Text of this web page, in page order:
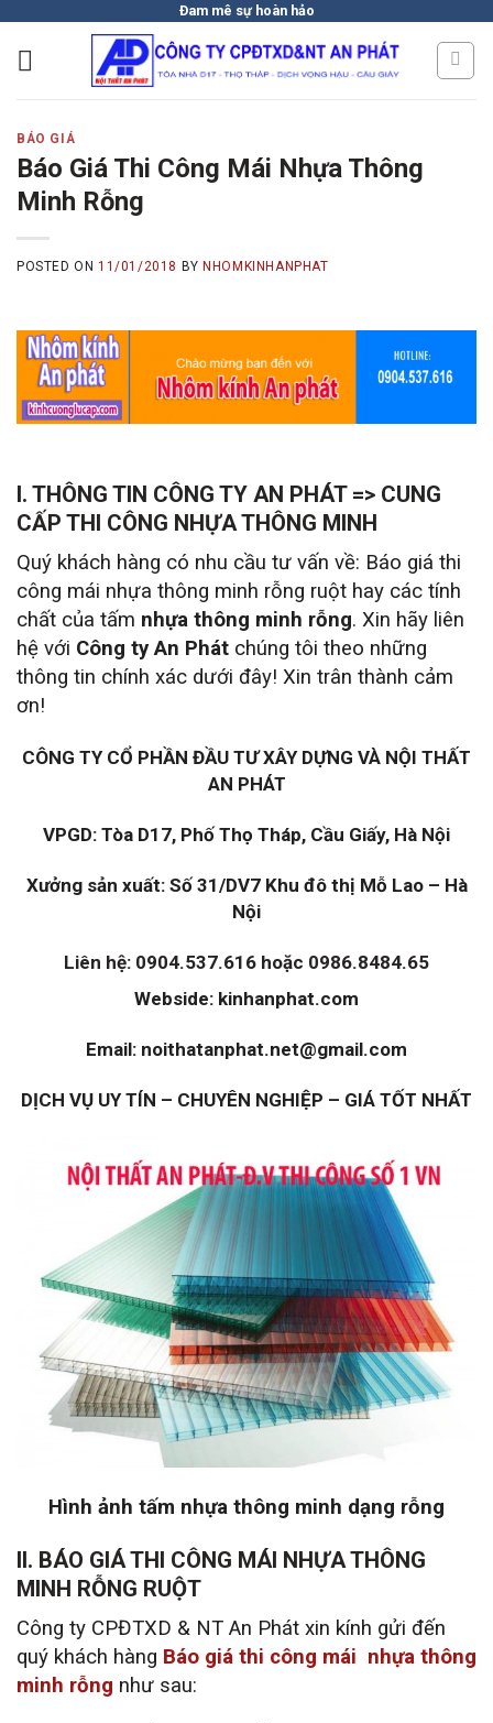
content
Đam mê sự hoàn hảo
BÁO GIÁ
Báo Giá Thi Công Mái Nhựa Thông
Minh Rỗng
POSTED ON 11/01/2018 BY NHOMKINHANPHAT
I. THÔNG TIN CÔNG TY AN PHÁT => CUNG
CẤP THI CÔNG NHỰA THÔNG MINH
Quý khách hàng có nhu cầu tư vấn về: Báo giá thi
công mái nhựa thông minh rỗng ruột hay các tính
chất của tấm nhựa thông minh rỗng. Xin hãy liên
hệ với Công ty An Phát chúng tôi theo những
thông tin chính xác dưới đây! Xin trân thành cảm
ơn!
CÔNG TY CỔ PHẦN ĐẦU TƯ XÂY DỰNG VÀ NỘI THẤT
AN PHÁT
VPGD: Tòa D17, Phố Thọ Tháp, Cầu Giấy, Hà Nội
Xưởng sản xuất: Số 31/DV7 Khu đô thị Mỗ Lao – Hà
Nội
Liên hệ: 0904.537.616 hoặc 0986.8484.65
Webside: kinhanphat.com
Email: noithatanphat.net@gmail.com
DỊCH VỤ UY TÍN – CHUYÊN NGHIỆP – GIÁ TỐT NHẤT
Hình ảnh tấm nhựa thông minh dạng rỗng
II. BÁO GIÁ THI CÔNG MÁI NHỰA THÔNG
MINH RỖNG RUỘT
Công ty CPĐTXD & NT An Phát xin kính gửi đến
quý khách hàng Báo giá thi công mái nhựa thông
minh rỗng như sau: